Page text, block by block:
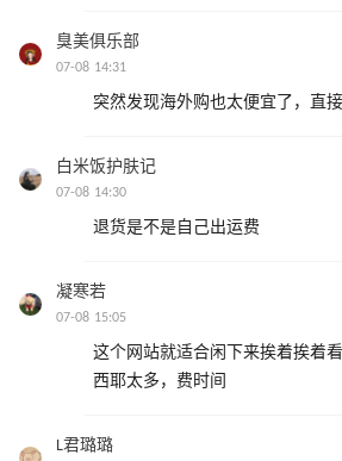
臭美俱乐部
07-08 14:31
突然发现海外购也太便宜了，直
白米饭护肤记
07-08 14:30
退货是不是自己出运费
凝寒若
07-08 15:05
这个网站就适合闲下来挨着挨着
西耶太多，费时间
L君璐璐